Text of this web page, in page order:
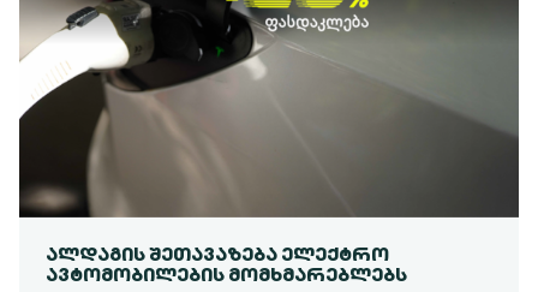
ᲐᲚᲓᲐᲒᲘᲡ ᲨᲔᲗᲐᲕᲐᲖᲔᲑᲐ ᲔᲚᲔᲥᲢᲠᲝ
ᲐᲕᲢᲝᲛᲝᲑᲘᲚᲔᲑᲘᲡ ᲛᲝᲛᲮᲛᲐᲠᲔᲑᲚᲔᲑᲡ